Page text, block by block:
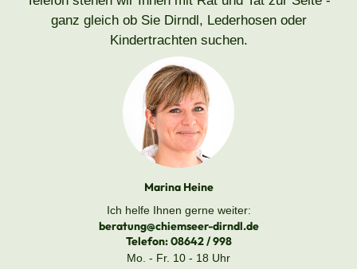
ganz gleich ob Sie Dirndl, Lederhosen oder
Kindertrachten suchen.
Marina Heine
Ich helfe Ihnen gerne weiter:
beratung@chiemseer-dirndl.de
Telefon:08642 / 998
Mo. - Fr. 10 - 18 Uhr